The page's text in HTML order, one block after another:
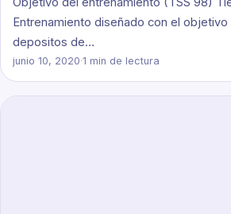
Entrenamiento diseñado con el
depositos de…
junio 10, 2020·1 min de lectura